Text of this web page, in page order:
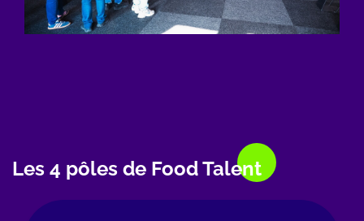
Les 4 pôles de Food Talent